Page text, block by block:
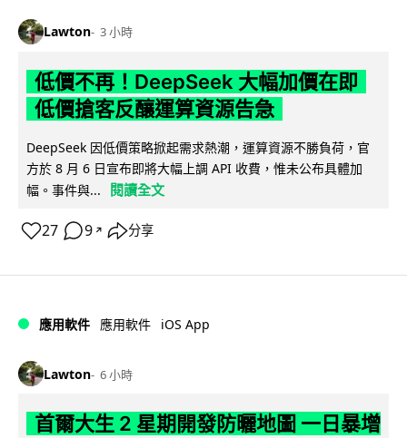
Lawton 3 小時
低價不再！DeepSeek 大幅加價在即
低價搶客反釀運算資源告急
DeepSeek 因低價策略掀起需求熱潮，運算資源不勝負荷，官
方於 8 月 6 日宣布即將大幅上調 API 收費，惟未公布具體加
幅。事件與...
閱讀全文
27 9 ↗ 分享
應用軟件 應用軟件 iOS App
Lawton 6 小時
首爾大生 2 星期開發防曬地圖 一日暴增